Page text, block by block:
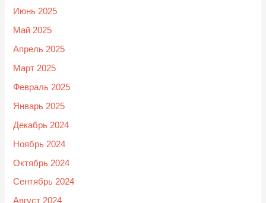
Июнь 2025
Май 2025
Апрель 2025
Март 2025
Февраль 2025
Январь 2025
Декабрь 2024
Ноябрь 2024
Октябрь 2024
Сентябрь 2024
Август 2024